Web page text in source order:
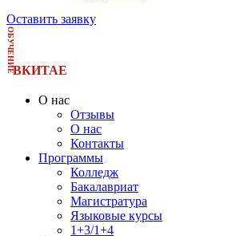
Оставить заявку
ОБУЧЕНИЕВКИТАЕ
О нас
Отзывы
О нас
Контакты
Программы
Колледж
Бакалавриат
Магистратура
Языковые курсы
1+3/1+4